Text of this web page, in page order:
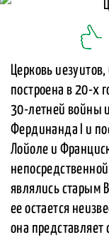
Церковь
построена в 20-х
30-летней войны
Фердинанда I и
Лойоле и
являлись старым
ее остается
она представляет